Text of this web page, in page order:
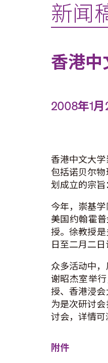
新闻
香港中
2008年1月
香港中文大
包括诺贝尔
划成立的宗旨
今年，崇基
美国约翰霍
授。徐教授是
日至二月二
众多活动中
谢昭杰室举
授、香港浸
为是次研讨
讨会，详情可
附件